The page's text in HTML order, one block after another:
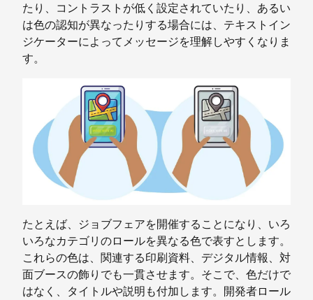
たり、コントラストが低く設定されていたり、あるい
は色の認知が異なったりする場合には、テキストイン
ジケーターによってメッセージを理解しやすくなりま
す。
たとえば、ジョブフェアを開催することになり、いろ
いろなカテゴリのロールを異なる色で表すとします。
これらの色は、関連する印刷資料、デジタル情報、対
面ブースの飾りでも一貫させます。そこで、色だけで
はなく、タイトルや説明も付加します。開発者ロール